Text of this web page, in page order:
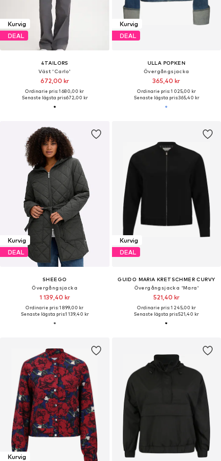
Kurvig
DEAL
4TAILORS
Väst 'Carlo'
672,00 kr
Ordinarie pris: 1 680,00 kr
Senaste lägsta pris:672,00 kr
Kurvig
DEAL
ULLA POPKEN
Övergångsjacka
365,40 kr
Ordinarie pris: 1 025,00 kr
Senaste lägsta pris:365,40 kr
Kurvig
DEAL
SHEEGO
Övergångsjacka
1 139,40 kr
Ordinarie pris: 1 899,00 kr
Senaste lägsta pris:1 139,40 kr
Kurvig
DEAL
GUIDO MARIA KRETSCHMER CURVY
Övergångsjacka 'Mara'
521,40 kr
Ordinarie pris: 1 245,00 kr
Senaste lägsta pris:521,40 kr
Kurvig